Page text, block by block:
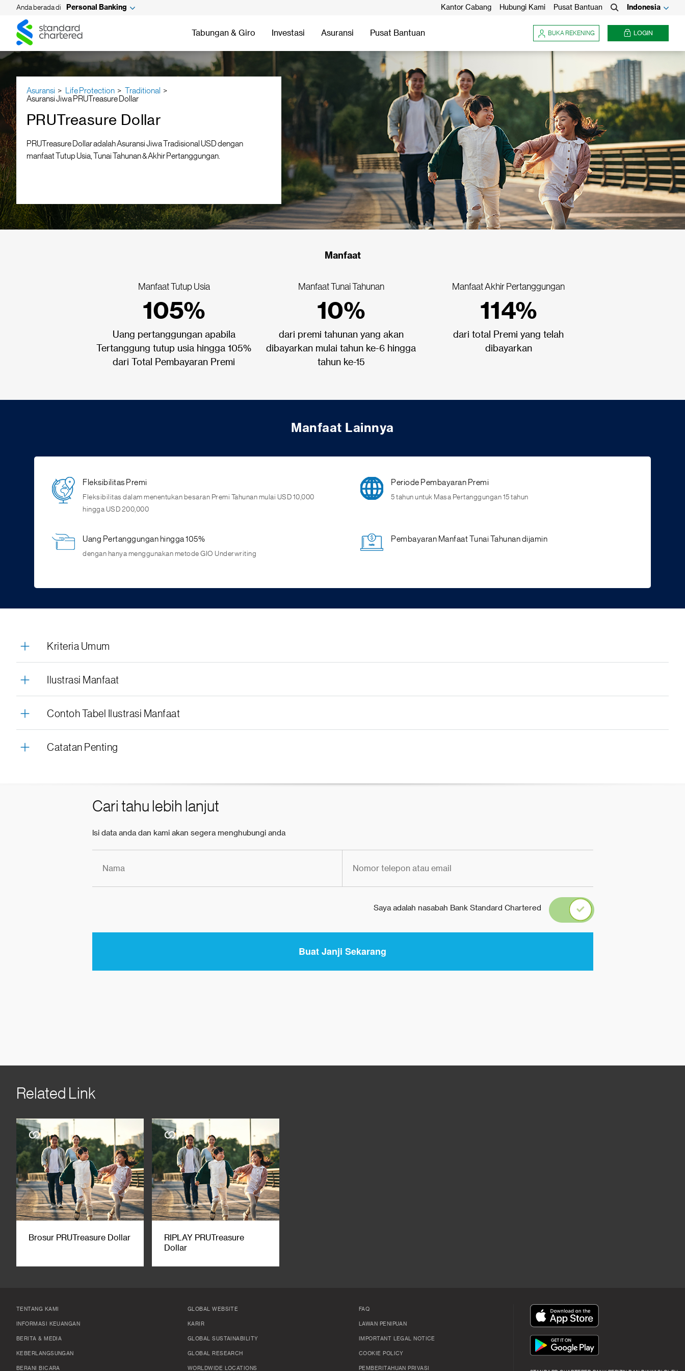
Anda berada di Personal Banking Kantor Cabang Hubungi Kami Pusat Bantuan SearchIndonesia
Standard
Chartered
Standard
Chartered
Tabungan & Giro Investasi Asuransi Pusat Bantuan BUKA REKENING LOGIN
Asuransi Life Protection
Traditional
Asuransi Jiwa PRUTreasure Dollar
PRUTreasure Dollar
PRUTreasure Dollar adalah Asuransi Jiwa Tradisional USD dengan
manfaat Tutup Usia, Tunai Tahunan & Akhir Pertanggungan.
Manfaat
Manfaat Tutup Usia
105%
Uang pertanggungan apabila
Tertanggung tutup usia hingga 105%
dari Total Pembayaran Premi
Manfaat Tunai Tahunan
10%
dari premi tahunan yang akan
dibayarkan mulai tahun ke-6 hingga
tahun ke-15
Manfaat Akhir Pertanggungan
114%
dari total Premi yang telah
dibayarkan
Manfaat Lainnya
Fleksibilitas Premi
Fleksibilitas dalam menentukan besaran Premi Tahunan mulai USD 10,000
hingga USD 200,000
Periode Pembayaran Premi
5 tahun untuk Masa Pertanggungan 15 tahun
Uang Pertanggungan hingga 105%
dengan hanya menggunakan metode GIO Underwriting
Pembayaran Manfaat Tunai Tahunan dijamin
Kriteria Umum
Ilustrasi Manfaat
Contoh Tabel Ilustrasi Manfaat
Catatan Penting
Related Link
Brosur PRUTreasure Dollar
RIPLAY PRUTreasure
Dollar
TENTANG KAMI
INFORMASI KEUANGAN
BERITA & MEDIA
KEBERLANGSUNGAN
BERANI BICARA
GLOBAL WEBSITE
KARIR
GLOBAL SUSTAINABILITY
GLOBAL RESEARCH
WORLDWIDE LOCATIONS
FAQ
LAWAN PENIPUAN
IMPORTANT LEGAL NOTICE
COOKIE POLICY
PEMBERITAHUAN PRIVASI